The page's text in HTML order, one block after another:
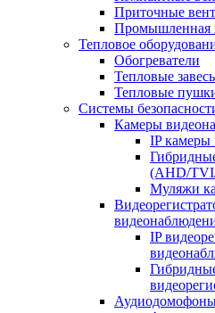
Приточные
Промышленная
Тепловое
Обогреватели
Тепловые
Тепловые
Системы
Камеры
IP камеры
(AHD/
Муляжи
IP
Аудиодомофоны